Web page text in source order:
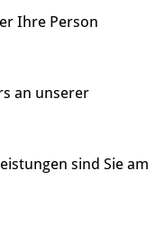
Ihre Person
an unserer
sind Sie am